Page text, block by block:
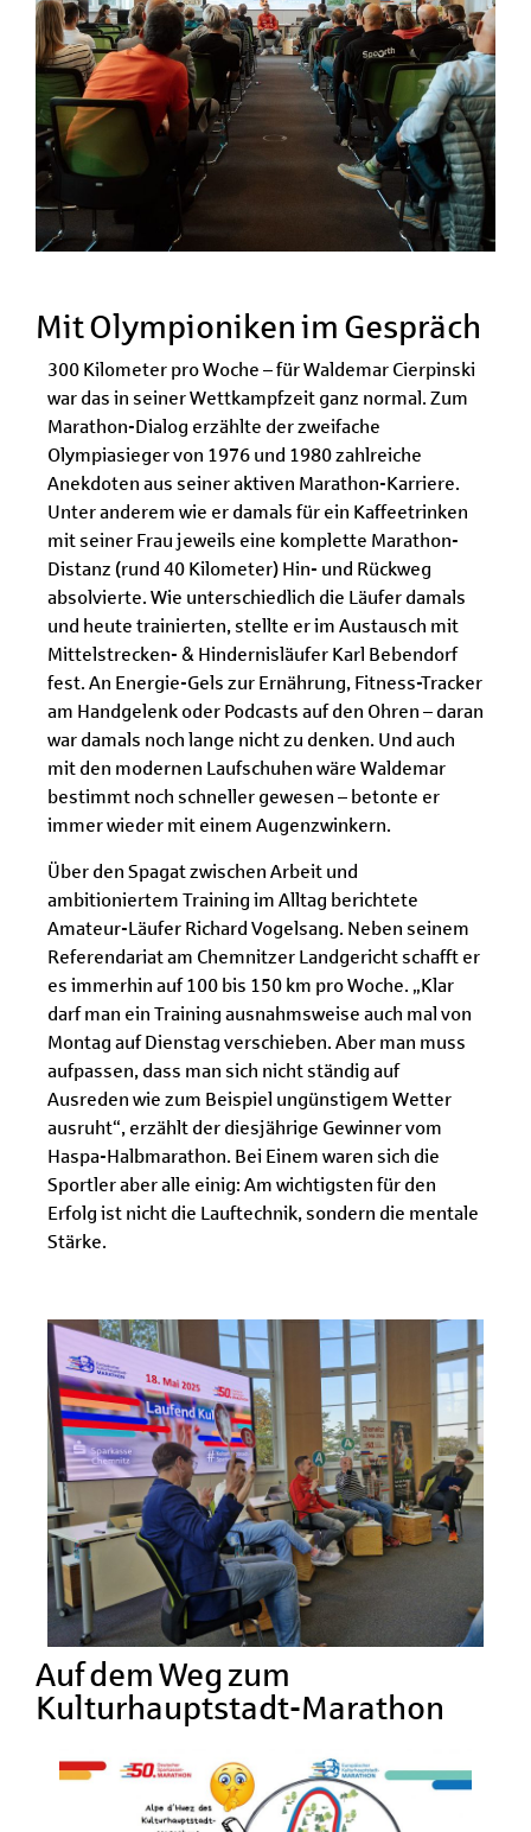
Mit Olympioniken im Gespräch
300 Kilometer pro Woche – für Waldemar Cierpinski
war das in seiner Wettkampfzeit ganz normal. Zum
Marathon-Dialog erzählte der zweifache
Olympiasieger von 1976 und 1980 zahlreiche
Anekdoten aus seiner aktiven Marathon-Karriere.
Unter anderem wie er damals für ein Kaffeetrinken
mit seiner Frau jeweils eine komplette Marathon-
Distanz (rund 40 Kilometer) Hin- und Rückweg
absolvierte. Wie unterschiedlich die Läufer damals
und heute trainierten, stellte er im Austausch mit
Mittelstrecken- & Hindernisläufer Karl Bebendorf
fest. An Energie-Gels zur Ernährung, Fitness-Tracker
am Handgelenk oder Podcasts auf den Ohren – daran
war damals noch lange nicht zu denken. Und auch
mit den modernen Laufschuhen wäre Waldemar
bestimmt noch schneller gewesen – betonte er
immer wieder mit einem Augenzwinkern.
Über den Spagat zwischen Arbeit und
ambitioniertem Training im Alltag berichtete
Amateur-Läufer Richard Vogelsang. Neben seinem
Referendariat am Chemnitzer Landgericht schafft er
es immerhin auf 100 bis 150 km pro Woche. „Klar
darf man ein Training ausnahmsweise auch mal von
Montag auf Dienstag verschieben. Aber man muss
aufpassen, dass man sich nicht ständig auf
Ausreden wie zum Beispiel ungünstigem Wetter
ausruht“, erzählt der diesjährige Gewinner vom
Haspa-Halbmarathon. Bei Einem waren sich die
Sportler aber alle einig: Am wichtigsten für den
Erfolg ist nicht die Lauftechnik, sondern die mentale
Stärke.
Auf dem Weg zum
Kulturhauptstadt-Marathon